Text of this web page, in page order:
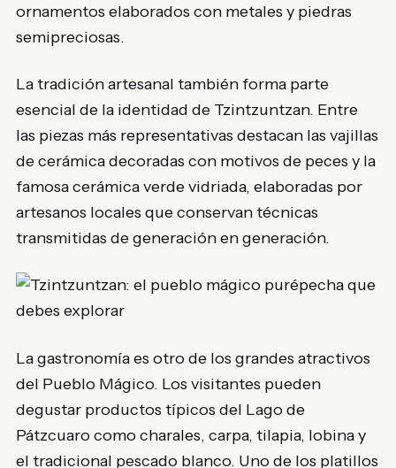
ornamentos elaborados con metales y piedras
semipreciosas.
La tradición artesanal también forma parte
esencial de la identidad de Tzintzuntzan. Entre
las piezas más representativas destacan las vajillas
de cerámica decoradas con motivos de peces y la
famosa cerámica verde vidriada, elaboradas por
artesanos locales que conservan técnicas
transmitidas de generación en generación.
La gastronomía es otro de los grandes atractivos
del Pueblo Mágico. Los visitantes pueden
degustar productos típicos del Lago de
Pátzcuaro como charales, carpa, tilapia, lobina y
el tradicional pescado blanco. Uno de los platillos